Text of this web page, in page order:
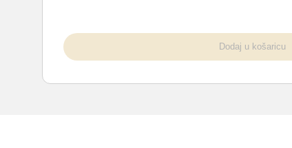
Dodaj u košaricu